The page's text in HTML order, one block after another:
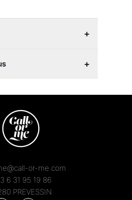
+
+
or-me.com
6 31 95 19 86
PREVESSIN